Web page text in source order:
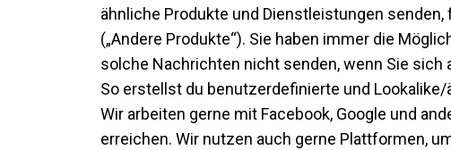
ähnliche Produkte und Dienstleistungen
(„Andere Produkte“). Sie haben immer die
solche Nachrichten nicht senden, wenn Sie sich
So erstellst du benutzerdefinierte und
Wir arbeiten gerne mit Facebook, Google und
erreichen. Wir nutzen auch gerne Plattformen,